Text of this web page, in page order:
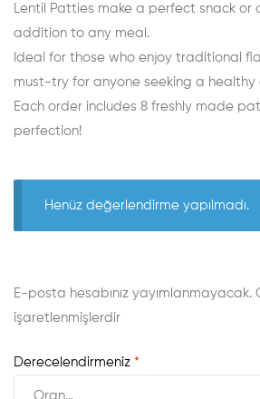
Lentil Patties make a perfect snack or
addition to any meal.
Ideal for those who enjoy traditional
must-try for anyone seeking a
Each order includes 8 freshly made
perfection!
Henüz değerlendirme yapılmadı.
E-posta hesabınız yayımlanmayacak.
işaretlenmişlerdir
Derecelendirmeniz *